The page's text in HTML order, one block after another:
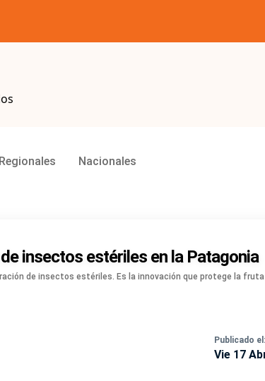
Multimedios
Regionales Nacionales
insectos estériles en la Patagonia
de insectos estériles. Es la innovación que protege la fruta
Publicado el:
Vie 17